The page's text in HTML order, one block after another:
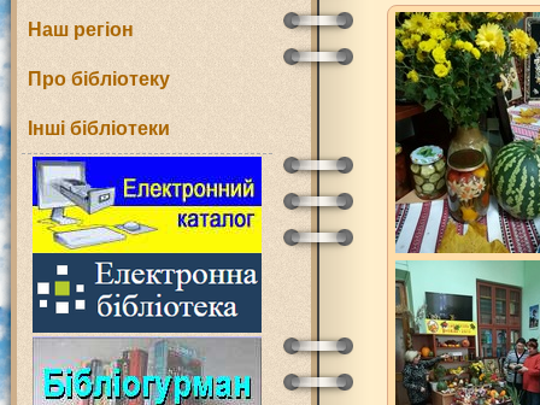
Наш регіон
Про бібліотеку
Інші бібліотеки